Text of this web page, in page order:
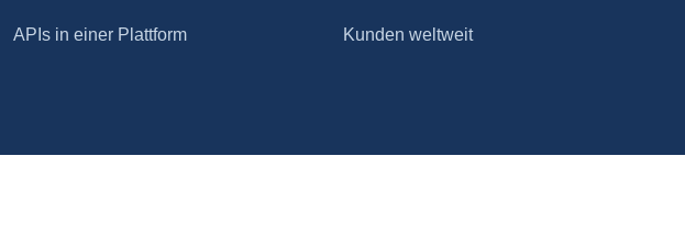
APIs in einer Plattform Kunden weltweit